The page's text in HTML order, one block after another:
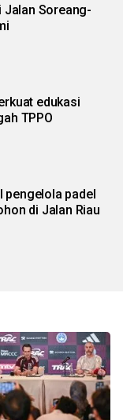
edukasi
TPPO
pengelola padel
di Jalan Riau